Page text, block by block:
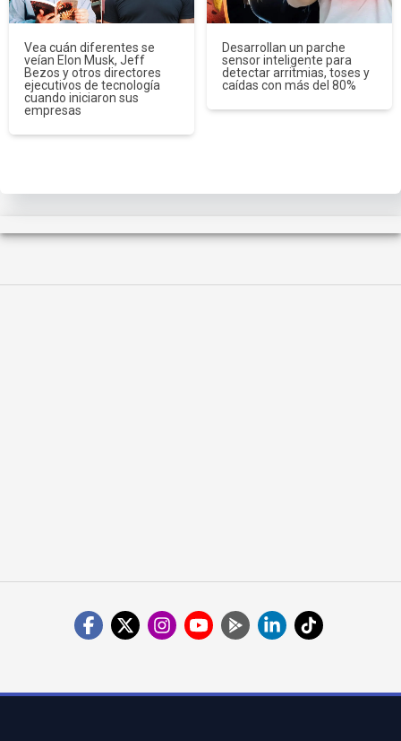
Vea cuán diferentes se
veían Elon Musk, Jeff
Bezos y otros directores
ejecutivos de tecnología
cuando iniciaron sus
empresas
Desarrollan un parche
sensor inteligente para
detectar arritmias, toses y
caídas con más del 80%